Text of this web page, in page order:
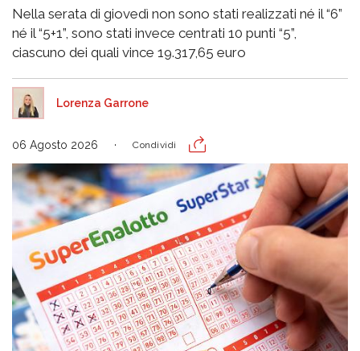
Nella serata di giovedì non sono stati realizzati né il “6”
né il “5+1”, sono stati invece centrati 10 punti “5”,
ciascuno dei quali vince 19.317,65 euro
Lorenza Garrone
06 Agosto 2026 Condividi